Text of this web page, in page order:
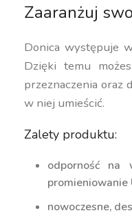
Zaaranżuj
Donica występuje
Dzięki temu
przeznaczenia oraz
w niej umieścić.
Zalety produktu:
odporność na
promieniowanie
nowoczesne,